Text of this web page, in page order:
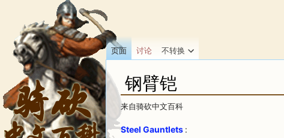
钢臂铠
来自骑砍中文百科
跳转至：
Steel Gauntlets :
页面 讨论 不转换